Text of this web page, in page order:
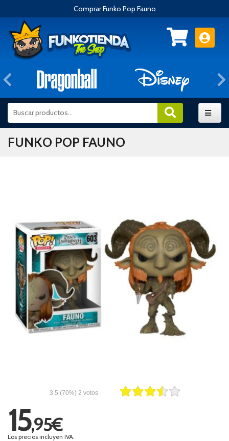
Comprar Funko Pop Fauno
Anterior
FUNKO POP FAUNO
3.5 (70%) 2 votos
15,95€
Los precios incluyen IVA.